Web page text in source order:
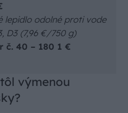
lepidlo odolné proti vode
D3 (7,96 €/750 g)
č. 40 – 180 1 €
výmenou